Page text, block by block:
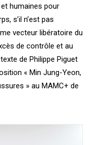
humaines pour
s’il n’est pas
vecteur libératoire du
de contrôle et au
de Philippe Piguet
« Min Jung-Yeon,
» au MAMC+ de